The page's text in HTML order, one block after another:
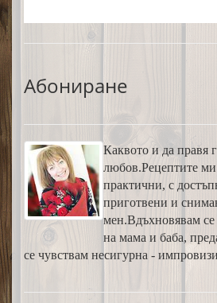
Абониране
Каквото и да правя
любов.Рецептите ми
практични, с
приготвени и
мен.Вдъхновявам се
на мама и баба,
се чувствам несигурна -